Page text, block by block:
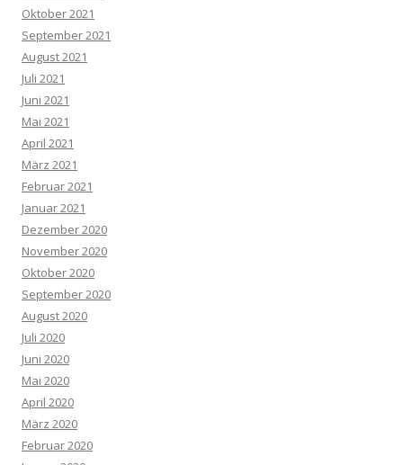
Oktober 2021
September 2021
August 2021
Juli 2021
Juni 2021
Mai 2021
April 2021
März 2021
Februar 2021
Januar 2021
Dezember 2020
November 2020
Oktober 2020
September 2020
August 2020
Juli 2020
Juni 2020
Mai 2020
April 2020
März 2020
Februar 2020